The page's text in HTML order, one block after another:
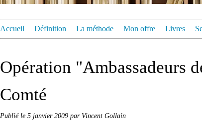
Accueil Définition La méthode Mon offre Livres
Opération "Ambassadeurs
Comté
Publié le 5 janvier 2009 par Vincent Gollain